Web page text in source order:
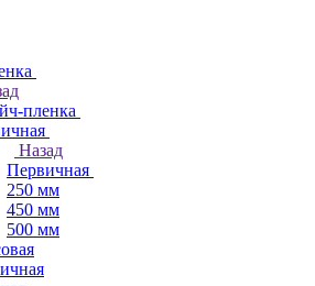
пленка
Назад
Первичная
250 мм
450 мм
500 мм